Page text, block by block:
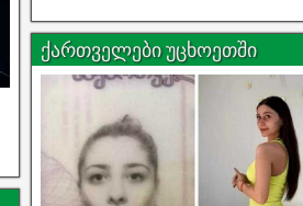
ქართველები უცხოეთში